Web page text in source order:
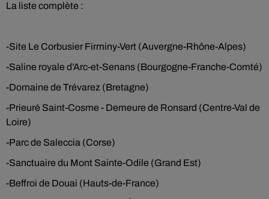
La liste complète :
-Site Le Corbusier Firminy-Vert (Auvergne-Rhône-Alpes)
-Saline royale d’Arc-et-Senans (Bourgogne-Franche-Comté)
-Domaine de Trévarez (Bretagne)
-Prieuré Saint-Cosme - Demeure de Ronsard (Centre-Val de
Loire)
-Parc de Saleccia (Corse)
-Sanctuaire du Mont Sainte-Odile (Grand Est)
-Beffroi de Douai (Hauts-de-France)